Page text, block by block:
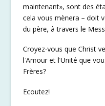
maintenant», sont des
cela vous mènera – doit
du père, à travers le
Croyez-vous que Christ
l'Amour et l'Unité que
Frères?
Ecoutez!